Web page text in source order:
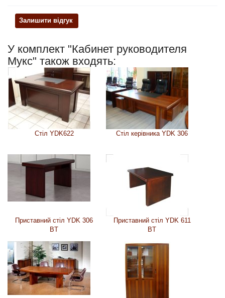
Залишити відгук
У комплект "Кабинет руководителя
Мукс" також входять:
Стіл YDK622 Стіл керівника YDK 306
Приставний стіл YDK 306
BT
Приставний стіл YDK 611
BT